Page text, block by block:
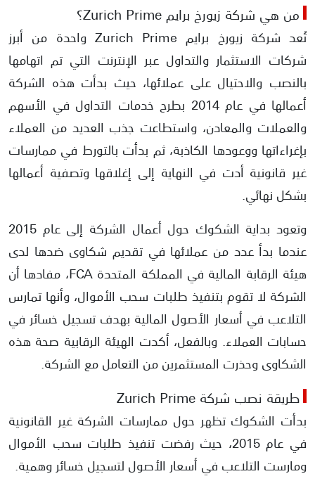
من هي شركة زيورخ برايم Zurich Prime؟
تُعد شركة زيورخ برايم Zurich Prime واحدة من أبرز
شركات الاستثمار والتداول عبر الإنترنت التي تم اتهامها
بالنصب والاحتيال على عملائها، حيث بدأت هذه الشركة
أعمالها في عام 2014 بطرح خدمات التداول في الأسهم
والعملات والمعادن، واستطاعت جذب العديد من العملاء
بإغراءاتها ووعودها الكاذبة، ثم بدأت بالتورط في ممارسات
غير قانونية أدت في النهاية إلى إغلاقها وتصفية أعمالها
بشكل نهائي.
وتعود بداية الشكوك حول أعمال الشركة إلى عام 2015
عندما بدأ عدد من عملائها في تقديم شكاوى ضدها لدى
هيئة الرقابة المالية في المملكة المتحدة FCA، مفادها أن
الشركة لا تقوم بتنفيذ طلبات سحب الأموال، وأنها تمارس
التلاعب في أسعار الأصول المالية بهدف تسجيل خسائر في
حسابات العملاء. وبالفعل، أكدت الهيئة الرقابية صحة هذه
الشكاوى وحذرت المستثمرين من التعامل مع الشركة.
طريقة نصب شركة Zurich Prime
بدأت الشكوك تظهر حول ممارسات الشركة غير القانونية
في عام 2015، حيث رفضت تنفيذ طلبات سحب الأموال
ومارست التلاعب في أسعار الأصول لتسجيل خسائر وهمية.